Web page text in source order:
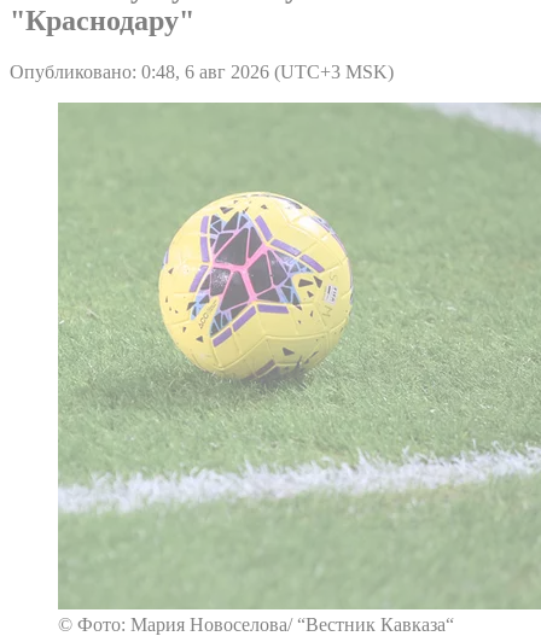
"Краснодару"
Опубликовано: 0:48, 6 авг 2026 (UTC+3 MSK)
© Фото: Мария Новоселова/ “Вестник Кавказа“